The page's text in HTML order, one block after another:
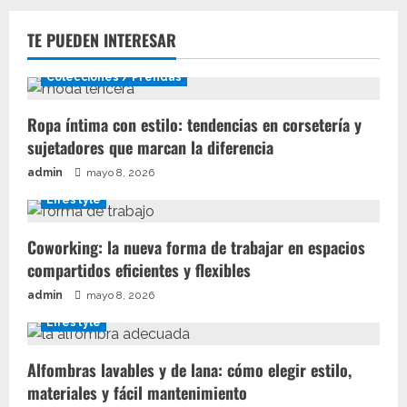
TE PUEDEN INTERESAR
Colecciones / Prendas
Ropa íntima con estilo: tendencias en corsetería y
sujetadores que marcan la diferencia
admin mayo 8, 2026
Lifestyle
Coworking: la nueva forma de trabajar en espacios
compartidos eficientes y flexibles
admin mayo 8, 2026
Lifestyle
Alfombras lavables y de lana: cómo elegir estilo,
materiales y fácil mantenimiento